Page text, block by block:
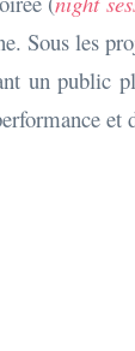
Sous les
un public
et